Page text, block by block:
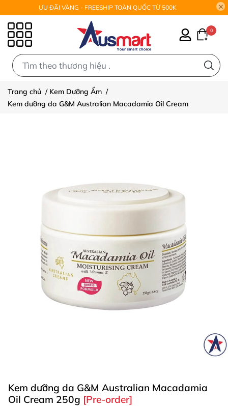
ƯU ĐÃI VÀNG - FREESHIP TOÀN QUỐC TỪ 500K
0
Trang chủ / Kem Dưỡng Ẩm /
Kem dưỡng da G&M Australian Macadamia Oil Cream
Kem dưỡng da G&M Australian Macadamia
Oil Cream 250g [Pre-order]